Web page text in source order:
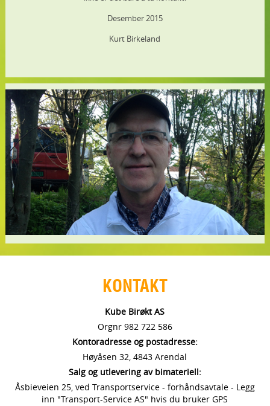
Desember 2015
Kurt Birkeland
KONTAKT
Kube Birøkt AS
Orgnr 982 722 586
Kontoradresse og postadresse:
Høyåsen 32, 4843 Arendal
Salg og utlevering av bimateriell:
Åsbieveien 25, ved Transportservice - forhåndsavtale - Legg
inn "Transport-Service AS" hvis du bruker GPS